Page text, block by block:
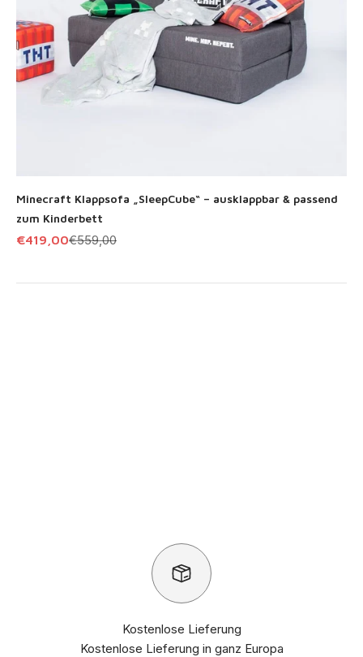
Minecraft Klappsofa „SleepCube“ – ausklappbar & passend
zum Kinderbett
Angebot
€419,00Regulärer Preis
€559,00
Kostenlose Lieferung
Kostenlose Lieferung in ganz Europa